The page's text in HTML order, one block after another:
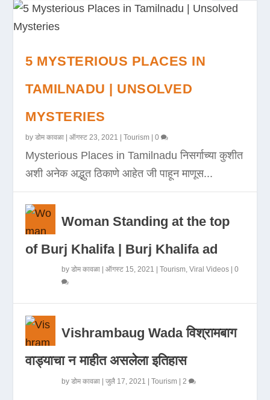
5 MYSTERIOUS PLACES IN
TAMILNADU | UNSOLVED
MYSTERIES
byडोम कावळा |ऑगस्ट 23, 2021 |Tourism |0
Mysterious Places in Tamilnadu निसर्गाच्या कुशीत
अशी अनेक अद्भुत ठिकाणे आहेत जी पाहून माणूस...
Woman Standing at the top
of Burj Khalifa | Burj Khalifa ad
byडोम कावळा |ऑगस्ट 15, 2021 |Tourism ,Viral Videos |0
Vishrambaug Wada विश्रामबाग
वाड्याचा न माहीत असलेला इतिहास
byडोम कावळा |जुलै 17, 2021 |Tourism | 2